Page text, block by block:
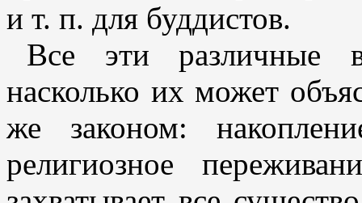
и т. п. для буддистов.
Все эти различные
насколько их может
же законом:
религиозное